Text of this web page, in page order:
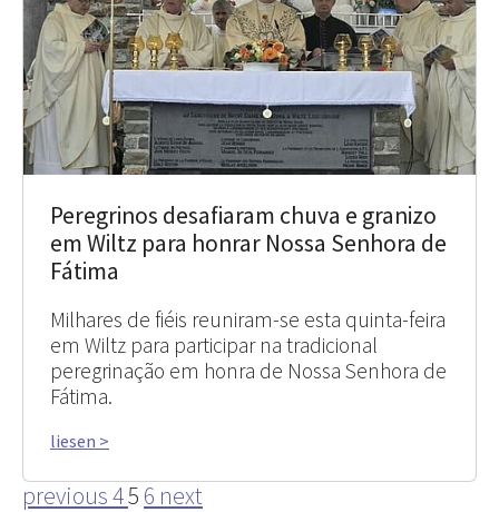
Peregrinos desafiaram chuva e granizo
em Wiltz para honrar Nossa Senhora de
Fátima
Milhares de fiéis reuniram-se esta quinta-feira
em Wiltz para participar na tradicional
peregrinação em honra de Nossa Senhora de
Fátima.
liesen >
previous45 6 next